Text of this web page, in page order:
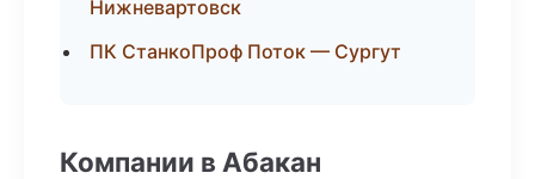
Нижневартовск
ПК СтанкоПроф Поток — Сургут
Компании в Абакан